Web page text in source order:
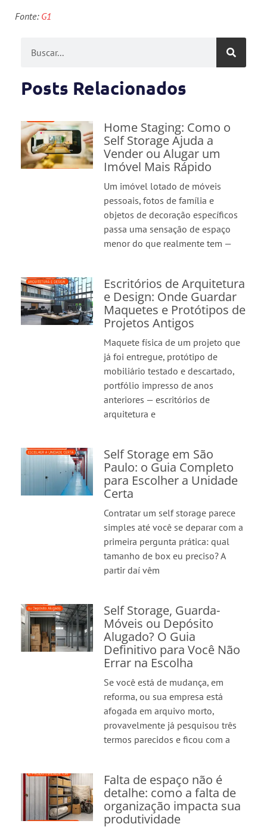
Fonte: G1
Posts Relacionados
Home Staging: Como o
Self Storage Ajuda a
Vender ou Alugar um
Imóvel Mais Rápido
Um imóvel lotado de móveis
pessoais, fotos de família e
objetos de decoração específicos
passa uma sensação de espaço
menor do que realmente tem —
Escritórios de Arquitetura
e Design: Onde Guardar
Maquetes e Protótipos de
Projetos Antigos
Maquete física de um projeto que
já foi entregue, protótipo de
mobiliário testado e descartado,
portfólio impresso de anos
anteriores — escritórios de
arquitetura e
Self Storage em São
Paulo: o Guia Completo
para Escolher a Unidade
Certa
Contratar um self storage parece
simples até você se deparar com a
primeira pergunta prática: qual
tamanho de box eu preciso? A
partir daí vêm
Self Storage, Guarda-
Móveis ou Depósito
Alugado? O Guia
Definitivo para Você Não
Errar na Escolha
Se você está de mudança, em
reforma, ou sua empresa está
afogada em arquivo morto,
provavelmente já pesquisou três
termos parecidos e ficou com a
Falta de espaço não é
detalhe: como a falta de
organização impacta sua
produtividade